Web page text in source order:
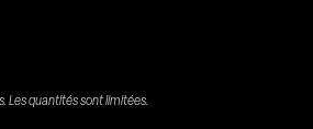
Les quantités sont limitées.